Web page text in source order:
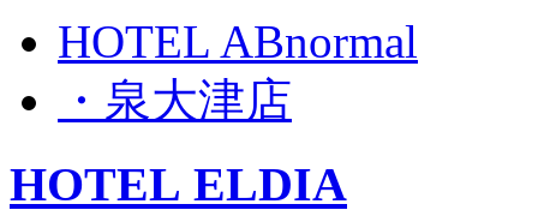
HOTEL ABnormal
・泉大津店
HOTEL ELDIA